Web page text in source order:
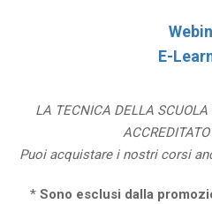
E-
LA TECNICA DELLA SCUOLA
Puoi acquistare i nostri corsi
* Sono esclusi dalla